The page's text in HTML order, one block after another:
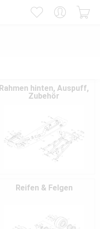
Rahmen hinten, Auspuff,
Zubehör
Reifen & Felgen